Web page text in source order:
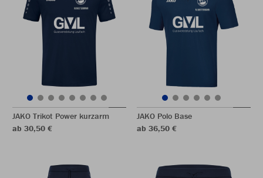
JAKO Trikot Power kurzarm
ab 30,50 €
JAKO Polo Base
ab 36,50 €